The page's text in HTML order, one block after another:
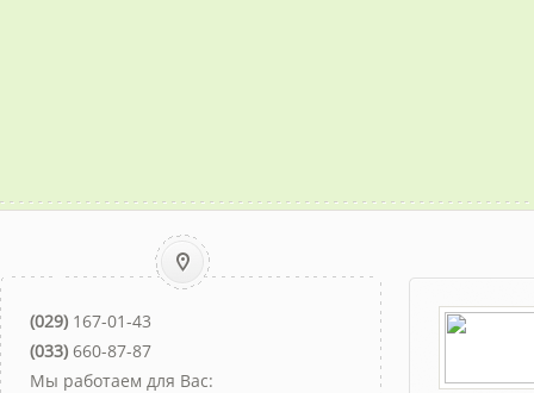
(029) 167-01-43
(033) 660-87-87
Мы работаем для Вас: